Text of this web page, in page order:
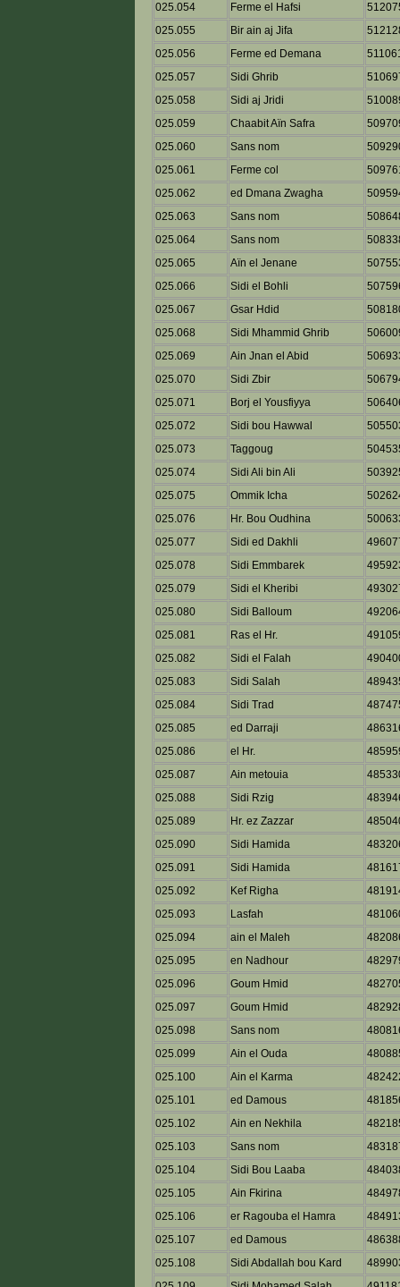
025.054
Ferme el Hafsi
025.055
Bir ain aj Jifa
025.056
Ferme ed Demana
025.057
Sidi Ghrib
025.058
Sidi aj Jridi
025.059
Chaabit Aïn Safra
025.060
Sans nom
025.061
Ferme col
025.062
ed Dmana Zwagha
025.063
Sans nom
025.064
Sans nom
025.065
Aïn el Jenane
025.066
Sidi el Bohli
025.067
Gsar Hdid
025.068
Sidi Mhammid Ghrib
025.069
Ain Jnan el Abid
025.070
Sidi Zbir
025.071
Borj el Yousfiyya
025.072
Sidi bou Hawwal
025.073
Taggoug
025.074
Sidi Ali bin Ali
025.075
Ommik Icha
025.076
Hr. Bou Oudhina
025.077
Sidi ed Dakhli
025.078
Sidi Emmbarek
025.079
Sidi el Kheribi
025.080
Sidi Balloum
025.081
Ras el Hr.
025.082
Sidi el Falah
025.083
Sidi Salah
025.084
Sidi Trad
025.085
ed Darraji
025.086
el Hr.
025.087
Ain metouia
025.088
Sidi Rzig
025.089
Hr. ez Zazzar
025.090
Sidi Hamida
025.091
Sidi Hamida
025.092
Kef Righa
025.093
Lasfah
025.094
ain el Maleh
025.095
en Nadhour
025.096
Goum Hmid
025.097
Goum Hmid
025.098
Sans nom
025.099
Ain el Ouda
025.100
Ain el Karma
025.101
ed Damous
025.102
Ain en Nekhila
025.103
Sans nom
025.104
Sidi Bou Laaba
025.105
Ain Fkirina
025.106
er Ragouba el Hamra
025.107
ed Damous
025.108
Sidi Abdallah bou Kard